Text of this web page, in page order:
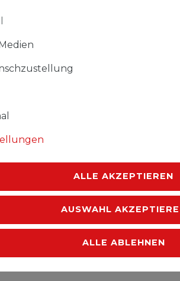
ALLE AKZEPTIEREN
AUSWAHL
ALLE ABLEHNEN